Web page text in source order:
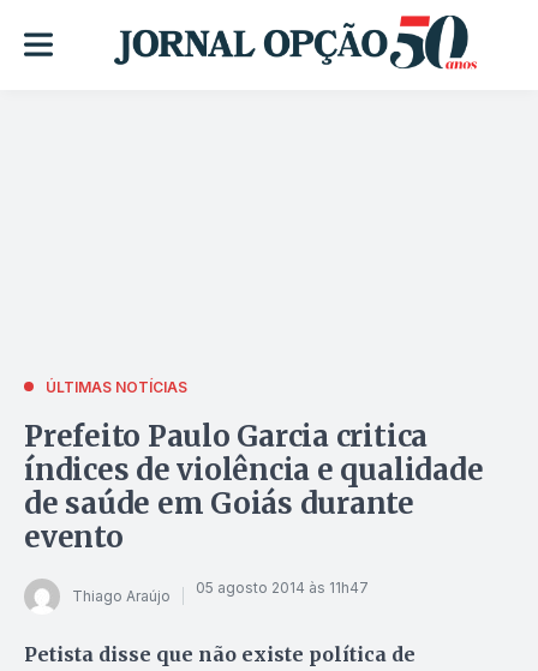
ÚLTIMAS NOTÍCIAS
Prefeito Paulo Garcia critica
índices de violência e qualidade
de saúde em Goiás durante
evento
Thiago Araújo 05 agosto 2014 às 11h47
Petista disse que não existe política de